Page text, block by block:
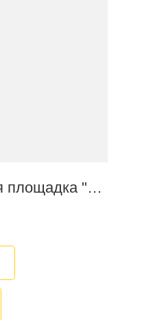
Контейнерная площадка "Эко+" (на 4 контейнера)